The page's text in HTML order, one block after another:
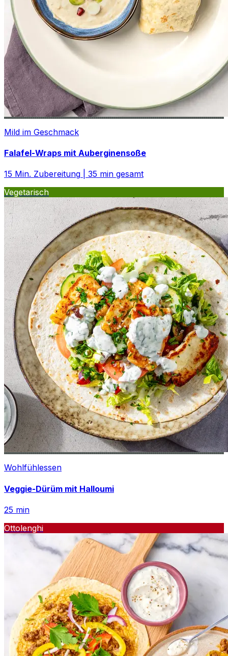
Mild im Geschmack
Falafel-Wraps mit Auberginensoße
15 Min. Zubereitung 35 min gesamt
Vegetarisch
Wohlfühlessen
Veggie-Dürüm mit Halloumi
25 min
Ottolenghi